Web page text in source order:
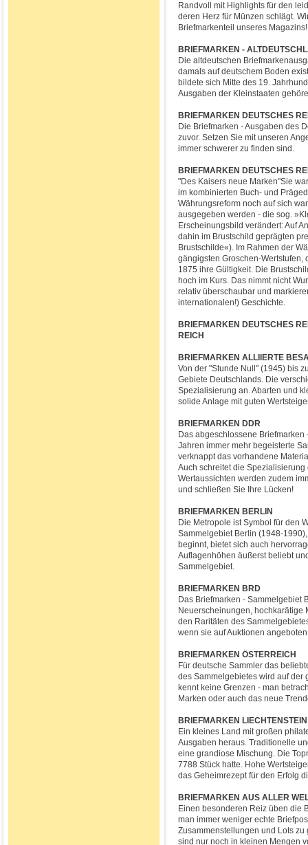
Randvoll mit Highlights für den
deren Herz für Münzen schlägt.
Briefmarkenteil unseres Magazins!
BRIEFMARKEN -
Die altdeutschen
damals auf deutschem Boden
bildete sich Mitte des 19.
Ausgaben der Kleinstaaten
BRIEFMARKEN DEUTSCHES
Die Briefmarken - Ausgaben des
zuvor. Setzen Sie mit unseren
immer schwerer zu finden sind.
BRIEFMARKEN DEUTSCHES
"Des Kaisers neue Marken"Sie
im kombinierten Buch- und
Währungsreform noch auf sich
ausgegeben werden - die sog.
Erscheinungsbild verändert: Auf
dahin im Brustschild geprägten
Brustschilde«). Im Rahmen der
gängigsten Groschen-Wertstufen,
1875 ihre Gültigkeit. Die
hoch im Kurs. Das nimmt nicht
relativ überschaubar und
internationalen!) Geschichte.
BRIEFMARKEN DEUTSCHES
REICH
BRIEFMARKEN ALLIIERTE
Von der "Stunde Null" (1945) bis
Gebiete Deutschlands. Die
Spezialisierung an. Abarten und
solide Anlage mit guten
BRIEFMARKEN DDR
Das abgeschlossene
Jahren immer mehr begeisterte
verknappt das vorhandene
Auch schreitet die
Wertaussichten werden zudem
und schließen Sie Ihre Lücken!
BRIEFMARKEN BERLIN
Die Metropole ist Symbol für den
Sammelgebiet Berlin (1948-
beginnt, bietet sich auch
Auflagenhöhen äußerst beliebt
Sammelgebiet.
BRIEFMARKEN BRD
Das Briefmarken - Sammelgebiet
Neuerscheinungen, hochkarätige
den Raritäten des
wenn sie auf Auktionen
BRIEFMARKEN ÖSTERREICH
Für deutsche Sammler das
des Sammelgebietes wird auf der
kennt keine Grenzen - man
Marken oder auch das neue
BRIEFMARKEN LIECHTENSTEIN
Ein kleines Land mit großen
Ausgaben heraus. Traditionelle
eine grandiose Mischung. Die
7788 Stück hatte. Hohe
das Geheimrezept für den Erfolg
BRIEFMARKEN AUS ALLER
Einen besonderen Reiz üben die
man immer weniger echte
Zusammenstellungen und Lots
sind nur noch in kleinen Mengen